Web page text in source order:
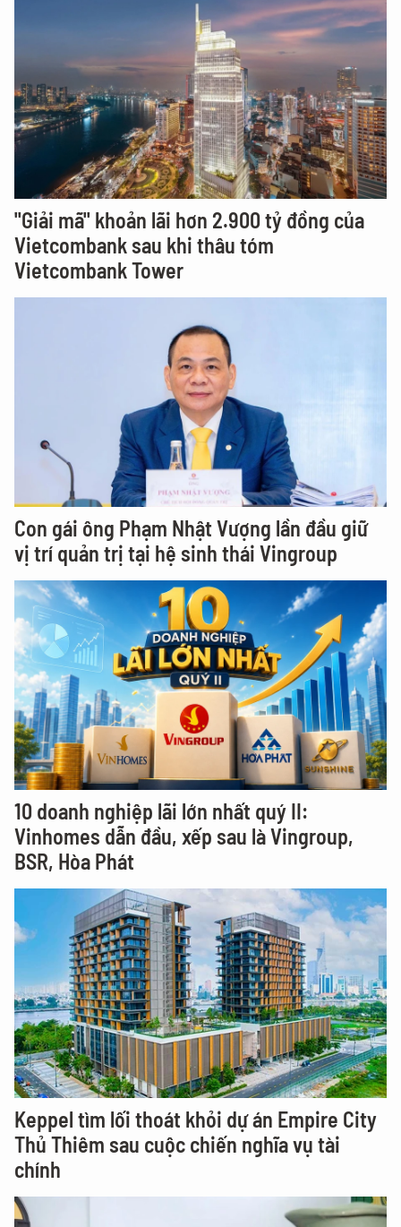
"Giải mã" khoản lãi hơn 2.900 tỷ đồng của
Vietcombank sau khi thâu tóm
Vietcombank Tower
Con gái ông Phạm Nhật Vượng lần đầu giữ
vị trí quản trị tại hệ sinh thái Vingroup
10 doanh nghiệp lãi lớn nhất quý II:
Vinhomes dẫn đầu, xếp sau là Vingroup,
BSR, Hòa Phát
Keppel tìm lối thoát khỏi dự án Empire City
Thủ Thiêm sau cuộc chiến nghĩa vụ tài
chính